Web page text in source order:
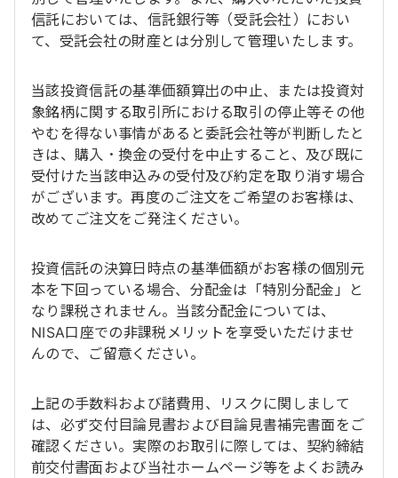
信託においては、信託銀行等（受託会社）におい
て、受託会社の財産とは分別して管理いたします。
当該投資信託の基準価額算出の中止、または投資対
象銘柄に関する取引所における取引の停止等その他
やむを得ない事情があると委託会社等が判断したと
きは、購入・換金の受付を中止すること、及び既に
受付けた当該申込みの受付及び約定を取り消す場合
がございます。再度のご注文をご希望のお客様は、
改めてご注文をご発注ください。
投資信託の決算日時点の基準価額がお客様の個別元
本を下回っている場合、分配金は「特別分配金」と
なり課税されません。当該分配金については、
NISA口座での非課税メリットを享受いただけませ
んので、ご留意ください。
上記の手数料および諸費用、リスクに関しまして
は、必ず交付目論見書および目論見書補完書面をご
確認ください。実際のお取引に際しては、契約締結
前交付書面および当社ホームページ等をよくお読み